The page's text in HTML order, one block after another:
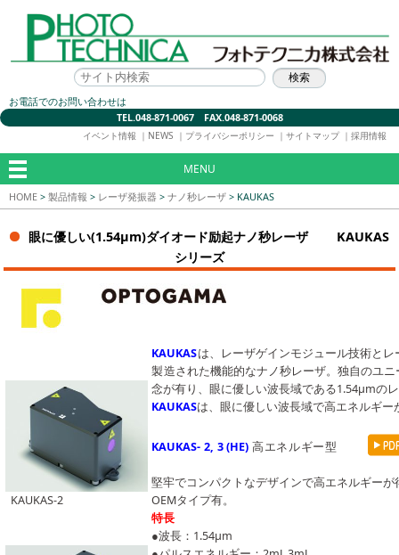
お電話でのお問い合わせは
TEL.048-871-0067 FAX.048-871-0068
イベント情報 ｜ NEWS ｜ プライバシーポリシー ｜ サイトマップ ｜ 採用情報
MENU
HOME > 製品情報 > レーザ発振器 > ナノ秒レーザ > KAUKAS
眼に優しい(1.54μm)ダイオード励起ナノ秒レーザ KAUKAS
シリーズ
KAUKAS-2
KAUKASは、レーザゲインモジュール技術と
製造された機能的なナノ秒レーザ。独自のユ
念が有り、眼に優しい波長域である1.54μmの
KAUKASは、眼に優しい波長域で高エネルギー
KAUKAS- 2, 3 (HE)高エネルギー型
堅牢でコンパクトなデザインで高エネルギー
OEMタイプ有。
特⻑
●波長：1.54μm